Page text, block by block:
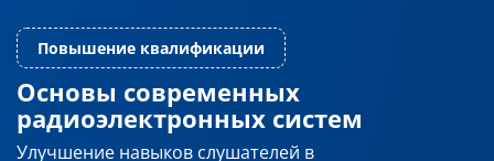
Слушателям
Партнерам
Повышение квалификации
Основы современных
радиоэлектронных систем
Улучшение навыков слушателей в